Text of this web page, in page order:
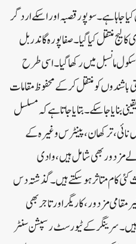
جاہا ہے۔ سوپور قصبہ اور اسکے اردگر
منتقل کیا گیا۔صفاپورہ گاندربل
مانسبل میں رکھا گیا۔ اسی طرح
کو منتقل کرکے محفوظ مقامات
بنایا جا سکے۔ بتایا جاتا ہے کہ مسلسل
ترکھان، پینٹرس وغیرہ کے
مزدور بھی شامل ہیں، وادی
کام متاثر ہو سکتے ہیں۔گذ شتہ دس
مزدور، کاریگر اور تاجر بھی
ہیں۔ سرینگر کے ٹیورسٹ رسپشن سنٹر